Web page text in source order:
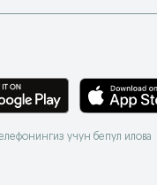
учун бепул илова